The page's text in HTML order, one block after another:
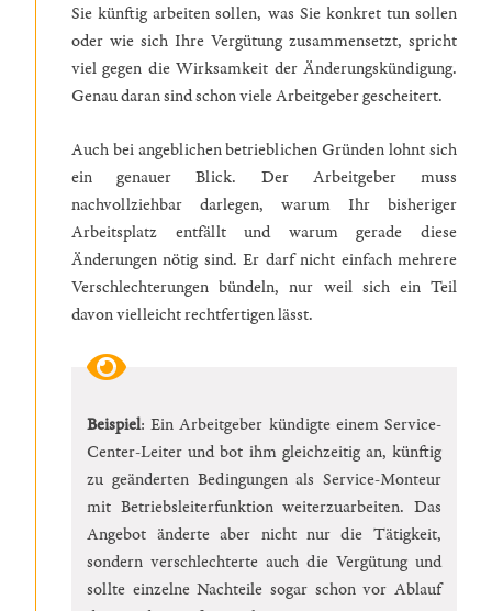
Sie künftig arbeiten sollen, was Sie konkret tun sollen
oder wie sich Ihre Vergütung zusammensetzt, spricht
viel gegen die Wirksamkeit der Änderungskündigung.
Genau daran sind schon viele Arbeitgeber gescheitert.
Auch bei angeblichen betrieblichen Gründen lohnt sich
ein genauer Blick. Der Arbeitgeber muss
nachvollziehbar darlegen, warum Ihr bisheriger
Arbeitsplatz entfällt und warum gerade diese
Änderungen nötig sind. Er darf nicht einfach mehrere
Verschlechterungen bündeln, nur weil sich ein Teil
davon vielleicht rechtfertigen lässt.
Beispiel: Ein Arbeitgeber kündigte einem Service-
Center-Leiter und bot ihm gleichzeitig an, künftig
zu geänderten Bedingungen als Service-Monteur
mit Betriebsleiterfunktion weiterzuarbeiten. Das
Angebot änderte aber nicht nur die Tätigkeit,
sondern verschlechterte auch die Vergütung und
sollte einzelne Nachteile sogar schon vor Ablauf